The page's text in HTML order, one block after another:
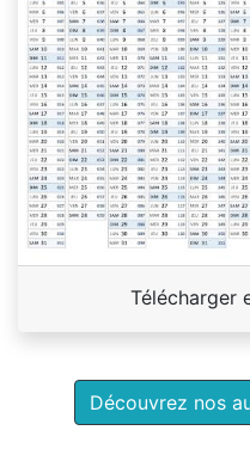
Télécharger
Découvrez nos